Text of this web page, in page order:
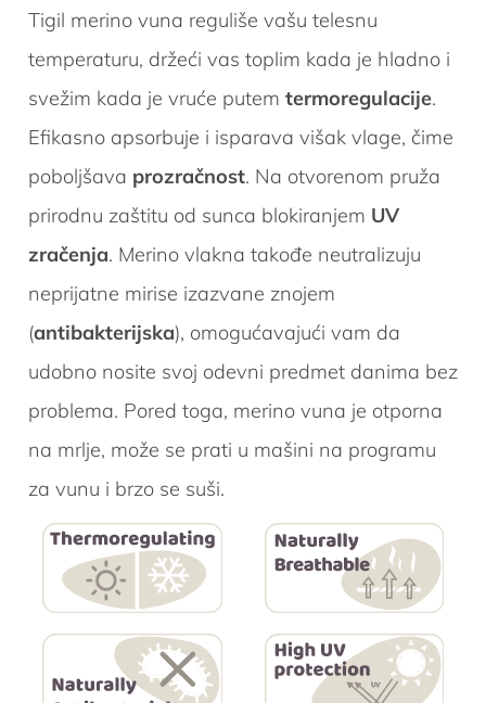
Tigil merino vuna reguliše vašu telesnu
temperaturu, držeći vas toplim kada je hladno i
svežim kada je vruće putem termoregulacije.
Efikasno apsorbuje i isparava višak vlage, čime
poboljšava prozračnost. Na otvorenom pruža
prirodnu zaštitu od sunca blokiranjem UV
zračenja. Merino vlakna takođe neutralizuju
neprijatne mirise izazvane znojem
(antibakterijska), omogućavajući vam da
udobno nosite svoj odevni predmet danima bez
problema. Pored toga, merino vuna je otporna
na mrlje, može se prati u mašini na programu
za vunu i brzo se suši.